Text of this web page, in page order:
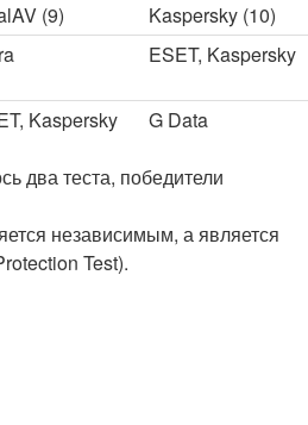
(9)
Kaspersky (10)
ESET, Kaspersky
Kaspersky G Data
два теста, победители
независимым, а является
Test).